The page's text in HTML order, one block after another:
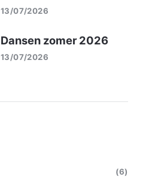
13/07/2026
Dansen zomer 2026
13/07/2026
(6)